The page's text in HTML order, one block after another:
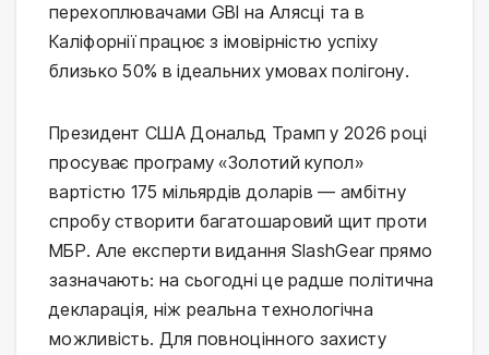
перехоплювачами GBI на Алясці та в
Каліфорнії працює з імовірністю успіху
близько 50% в ідеальних умовах полігону.
Президент США Дональд Трамп у 2026 році
просуває програму «Золотий купол»
вартістю 175 мільярдів доларів — амбітну
спробу створити багатошаровий щит проти
МБР. Але експерти видання SlashGear прямо
зазначають: на сьогодні це радше політична
декларація, ніж реальна технологічна
можливість. Для повноцінного захисту